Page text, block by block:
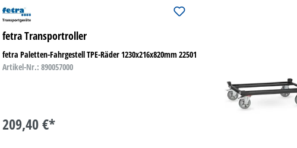
fetra Transportroller
fetra Paletten-Fahrgestell TPE-Räder 1230x216x820mm 22501
Artikel-Nr.: 890057000
209,40 €*